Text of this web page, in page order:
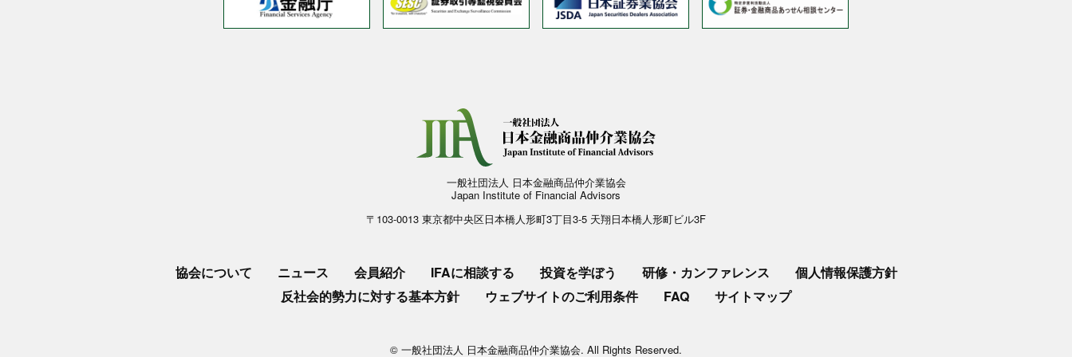
一般社団法人 日本金融商品仲介業協会
Japan Institute of Financial Advisors
〒103-0013 東京都中央区日本橋人形町3丁目3-5 天翔日本橋人形町ビル3F
協会について ニュース 会員紹介 IFAに相談する 投資を学ぼう 研修・カンファレンス
個人情報保護方針
反社会的勢力に対する基本方針
ウェブサイトのご利用条件 FAQ サイトマップ
© 一般社団法人 日本金融商品仲介業協会. All Rights Reserved.